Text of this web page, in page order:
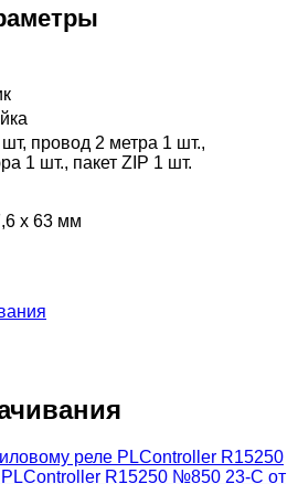
провод 2 метра 1 шт.,
1 шт., пакет ZIP 1 шт.
х 63 мм
реле PLController R15250
PLController R15250 №850 23-С от